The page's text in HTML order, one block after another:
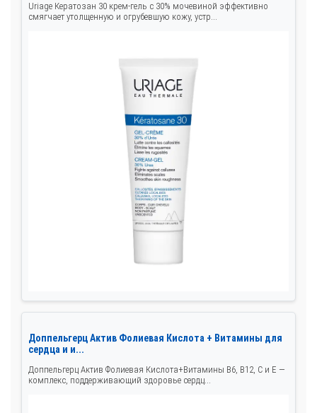
Uriage Кератозан 30 крем-гель с 30% мочевиной эффективно
смягчает утолщенную и огрубевшую кожу, устр...
Доппельгерц Актив Фолиевая Кислота + Витамины для
сердца и и...
Доппельгерц Актив Фолиевая Кислота+Витамины В6, В12, С и Е —
комплекс, поддерживающий здоровье сердц...